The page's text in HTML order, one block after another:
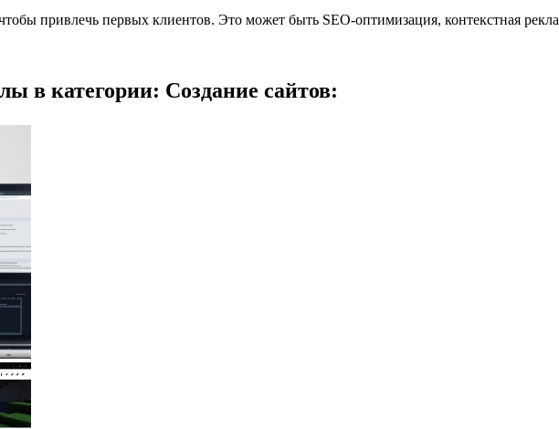
привлечь первых клиентов. Это может быть SEO-оптимизация, контекстная
в категории: Создание сайтов: